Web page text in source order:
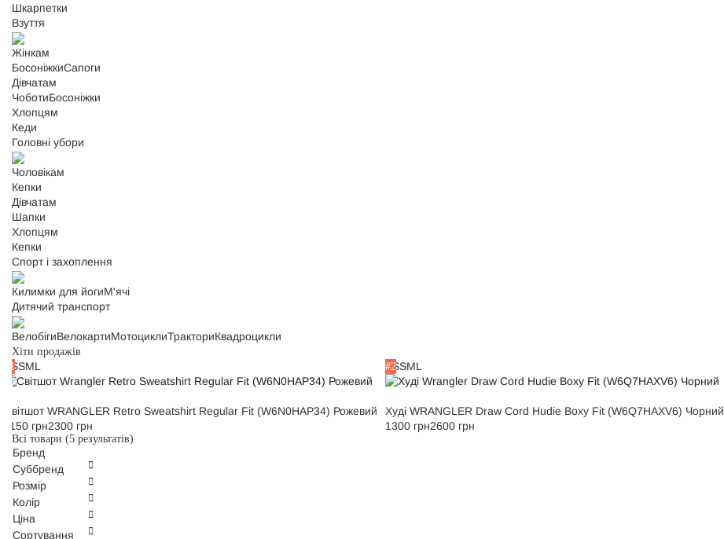
Шкарпетки
Взуття
Жінкам
БосоніжкиСапоги
Дівчатам
ЧоботиБосоніжки
Хлопцям
Кеди
Головні убори
Чоловікам
Кепки
Дівчатам
Шапки
Хлопцям
Кепки
Спорт і захоплення
Килимки для йогиМ'ячі
Дитячий транспорт
ВелобігиВелокартиМотоциклиТракториКвадроцикли
Хіти продажів
#1
XSSML
Світшот WRANGLER Retro Sweatshirt Regular Fit (W6N0HAP34) Рожевий
1150 грн2300 грн
#2
XSSML
Худі WRANGLER Draw Cord Hudie Boxy Fit (W6Q7HAXV6) Чорний
1300 грн2600 грн
Всі товари (5 результатів)
Бренд
Суббренд
Розмір
Колір
Ціна
Сортування